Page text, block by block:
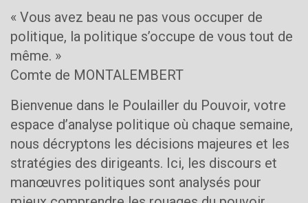
« Vous avez beau ne pas vous occuper de
politique, la politique s’occupe de vous tout de
même. »
Comte de MONTALEMBERT
Bienvenue dans le Poulailler du Pouvoir, votre
espace d’analyse politique où chaque semaine,
nous décryptons les décisions majeures et les
stratégies des dirigeants. Ici, les discours et
manœuvres politiques sont analysés pour